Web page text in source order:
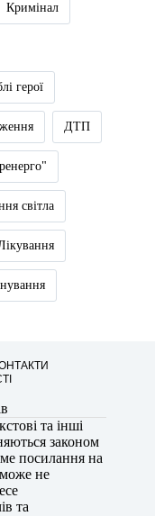
Кримінал
герої
ДТП
світла
та інші
законом
посилання на
не
та